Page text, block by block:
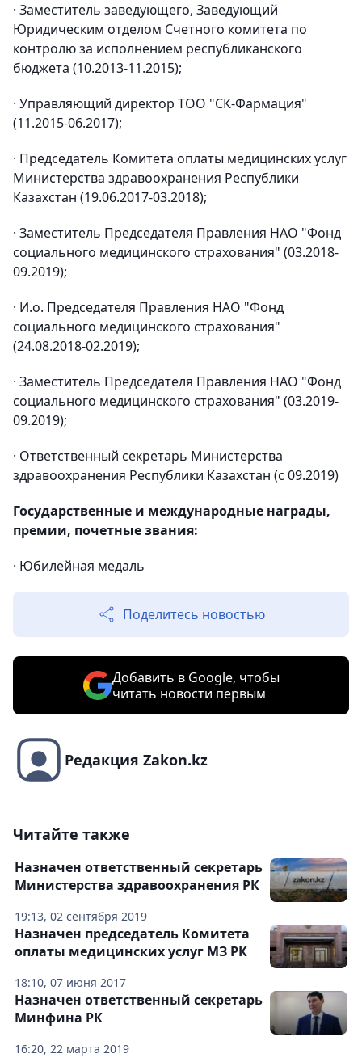
· Заместитель заведующего, Заведующий
Юридическим отделом Счетного комитета по
контролю за исполнением республиканского
бюджета (10.2013-11.2015);
· Управляющий директор ТОО "СК-Фармация"
(11.2015-06.2017);
· Председатель Комитета оплаты медицинских услуг
Министерства здравоохранения Республики
Казахстан (19.06.2017-03.2018);
· Заместитель Председателя Правления НАО "Фонд
социального медицинского страхования" (03.2018-
09.2019);
· И.о. Председателя Правления НАО "Фонд
социального медицинского страхования"
(24.08.2018-02.2019);
· Заместитель Председателя Правления НАО "Фонд
социального медицинского страхования" (03.2019-
09.2019);
· Ответственный секретарь Министерства
здравоохранения Республики Казахстан (с 09.2019)
Государственные и международные награды,
премии, почетные звания:
· Юбилейная медаль
Поделитесь новостью
Добавить в Google, чтобы
читать новости первым
Редакция Zakon.kz
Читайте также
19:13, 02 сентября 2019
Назначен ответственный секретарь
Министерства здравоохранения РК
18:10, 07 июня 2017
Назначен председатель Комитета
оплаты медицинских услуг МЗ РК
16:20, 22 марта 2019
Назначен ответственный секретарь
Минфина РК